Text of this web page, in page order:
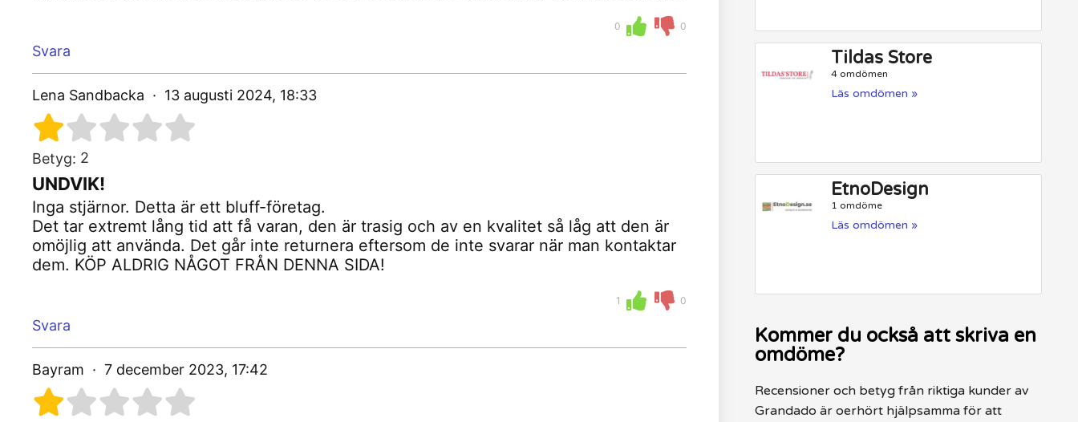
0 0
Svara
Lena Sandbacka 13 augusti 2024, 18:33
Betyg: 2
UNDVIK!
Inga stjärnor. Detta är ett bluff-företag.
Det tar extremt lång tid att få varan, den är trasig och av en kvalitet så låg att den är
omöjlig att använda. Det går inte returnera eftersom de inte svarar när man kontaktar
dem. KÖP ALDRIG NÅGOT FRÅN DENNA SIDA!
1 0
Svara
Bayram 7 december 2023, 17:42
Tildas Store
4 omdömen
Läs omdömen »
EtnoDesign
1 omdöme
Läs omdömen »
Kommer du också att skriva en
omdöme?
Recensioner och betyg från riktiga kunder av
Grandado är oerhört hjälpsamma för att